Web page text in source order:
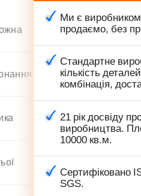
Ми є виробником
продаємо, без
Стандартне
кількість
комбінація,
21 рік досвіду
виробництва.
10000 кв.м.
Сертифіковано
SGS.